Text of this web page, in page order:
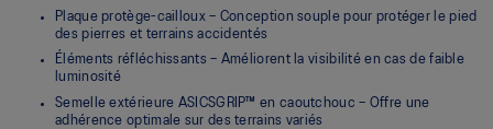
Plaque protège-cailloux – Conception souple pour protéger le pied
des pierres et terrains accidentés
Éléments réfléchissants – Améliorent la visibilité en cas de faible
luminosité
Semelle extérieure ASICSGRIP™ en caoutchouc – Offre une
adhérence optimale sur des terrains variés